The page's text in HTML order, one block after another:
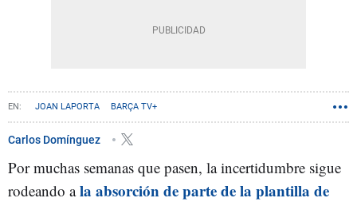
JOAN LAPORTA BARÇA TV+
Carlos Domínguez
Por muchas semanas que pasen, la incertidumbre sigue
rodeando ala absorción de parte de la plantilla de